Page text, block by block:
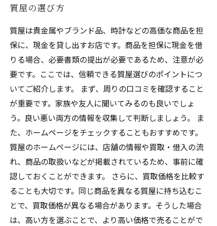
質屋の選び方
質屋は貴金属やブランド品、時計などの高価な商品を担
保に、現金を貸し出すお店です。商品を担保に現金を借
りる場合、必要書類の提出が必要であるため、注意が必
要です。ここでは、信頼できる質屋選びのポイントにつ
いてご紹介します。 まず、周りの口コミを確認すること
が重要です。家族や友人に聞いてみるのも良いでしょ
う。良い悪い両方の情報を収集して判断しましょう。 ま
た、ホームページをチェックすることもおすすめです。
質屋のホームページには、店舗の情報や買取・借入の流
れ、商品の取扱いなどが掲載されているため、事前に確
認しておくことができます。 さらに、買取価格を比較す
ることも大切です。同じ商品を異なる質屋に持ち込むこ
とで、買取価格が異なる場合があります。そうした場合
は、高い方を選ぶことで、より高い価格で売ることがで